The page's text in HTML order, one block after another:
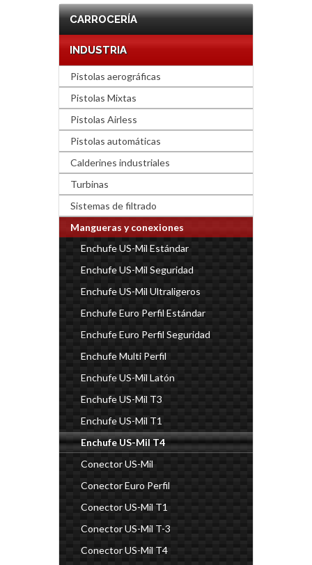
CARROCERÍA
INDUSTRIA
Pistolas aerográficas
Pistolas Mixtas
Pistolas Airless
Pistolas automáticas
Calderines industriales
Turbinas
Sistemas de filtrado
Mangueras y conexiones
Enchufe US-Mil Estándar
Enchufe US-Mil Seguridad
Enchufe US-Mil Ultraligeros
Enchufe Euro Perfil Estándar
Enchufe Euro Perfil Seguridad
Enchufe Multi Perfil
Enchufe US-Mil Latón
Enchufe US-Mil T3
Enchufe US-Mil T1
Enchufe US-Mil T4
Conector US-Mil
Conector Euro Perfil
Conector US-Mil T1
Conector US-Mil T-3
Conector US-Mil T4